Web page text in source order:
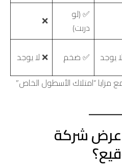
✅ (لو
دربت)
❌
يوجد ✅ ضخم
❌ لا يوجد
مزايا “امتلاك الأسطول الخاص”
عرض شركة